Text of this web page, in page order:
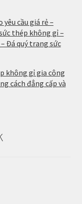
cầu giá rẻ –
thép không gỉ –
Đá quý trang sức
không gỉ gia công
cách đẳng cấp và